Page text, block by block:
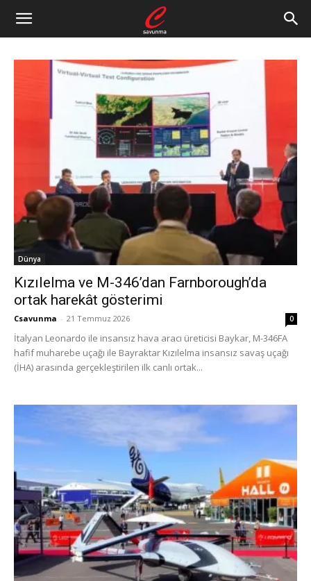
Dünya
Kızılelma ve M-346’dan Farnborough’da
ortak harekât gösterimi
Csavunma - 21 Temmuz 2026 0
İtalyan Leonardo ile insansız hava aracı üreticisi Baykar, M-346FA
hafif muharebe uçağı ile Bayraktar Kızılelma insansız savaş uçağı
(İHA) arasında gerçekleştirilen ilk canlı ortak...